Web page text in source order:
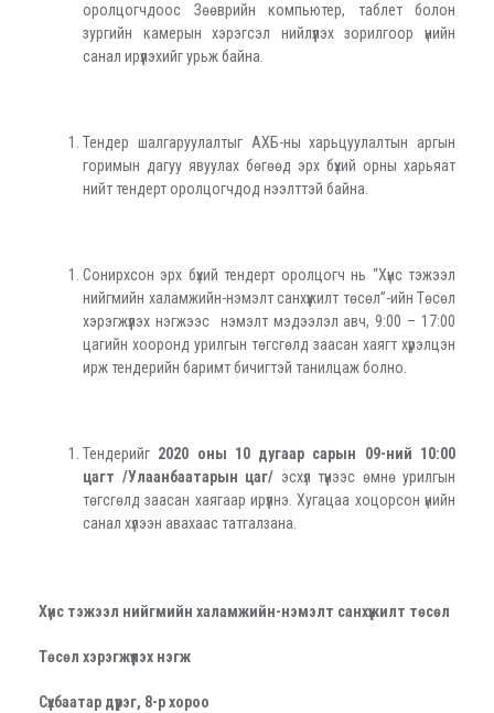
оролцогчдоос Зөөврийн компьютер, таблет болон
зургийн камерын хэрэгсэл нийлүүлэх зорилгоор үнийн
санал ирүүлэхийг урьж байна.
Тендер шалгаруулалтыг АХБ-ны харьцуулалтын аргын
горимын дагуу явуулах бөгөөд эрх бүхий орны харьяат
нийт тендерт оролцогчдод нээлттэй байна.
Сонирхсон эрх бүхий тендерт оролцогч нь “Хүнс тэжээл
нийгмийн халамжийн-нэмэлт санхүүжилт төсөл”-ийн Төсөл
хэрэгжүүлэх нэгжээс нэмэлт мэдээлэл авч, 9:00 – 17:00
цагийн хооронд урилгын төгсгөлд заасан хаягт хүрэлцэн
ирж тендерийн баримт бичигтэй танилцаж болно.
Тендерийг 2020 оны 10 дугаар сарын 09-ний 10:00
цагт /Улаанбаатарын цаг/ эсхүл түүнээс өмнө урилгын
төгсгөлд заасан хаягаар ирүүлнэ. Хугацаа хоцорсон үнийн
санал хүлээн авахаас татгалзана.
Хүнс тэжээл нийгмийн халамжийн-нэмэлт санхүүжилт төсөл
Төсөл хэрэгжүүлэх нэгж
Сүхбаатар дүүрэг, 8-р хороо